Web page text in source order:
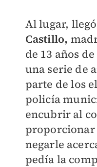
Al lugar,
Castillo,
de 13 años
una serie de
parte de los
policía
encubrir al
proporcionar
negarle
pedía la